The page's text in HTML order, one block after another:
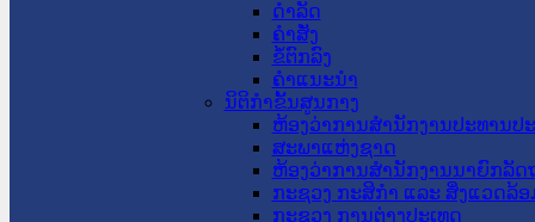
ດໍາລັດ
ຄໍາສັ່ງ
ຂໍ້ຕົກລົງ
ຄໍາແນະນໍາ
ນິຕິກຳຂັ້ນສູນກາງ
ຫ້ອງວ່າການສໍານັກງານປະທານປ
ສະພາແຫ່ງຊາດ
ຫ້ອງວ່າການສຳນັກງານນາຍົກລັດ
ກະຊວງ ກະສິກຳ ແລະ ສິ່ງແວດລ້ອ
ກະຊວງ ການຕ່າງປະເທດ